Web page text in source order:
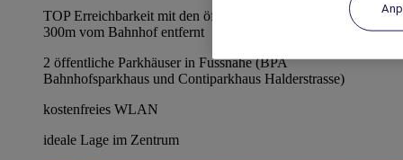
TOP Erreichbarkeit mit den öffentlichen Verkehrsmitteln.
300m vom Bahnhof entfernt
2 öffentliche Parkhäuser in Fussnähe (BPA
Bahnhofsparkhaus und Contiparkhaus Halderstrasse)
kostenfreies WLAN
ideale Lage im Zentrum